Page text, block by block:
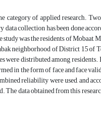
of applied research.
collection has been done
was the residents of Mobaat,
neighborhood of District 15 of
were distributed among
in the form of face and face
reliability were used, and
data obtained from this